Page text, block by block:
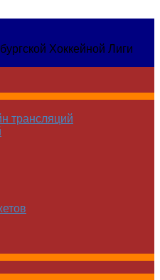
Хоккейной Лиги
трансляций